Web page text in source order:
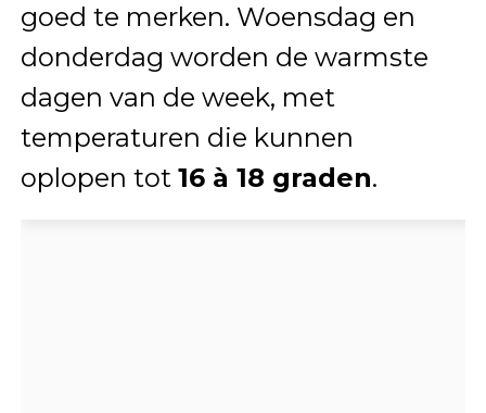
goed te merken. Woensdag en
donderdag worden de warmste
dagen van de week, met
temperaturen die kunnen
oplopen tot 16 à 18 graden.